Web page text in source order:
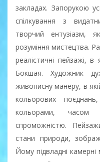
закладах. Запорукою
спілкування з
творчий ентузіазм,
розуміння мистецтва.
реалістичні пейзажі,
Бокшая. Художник
живописну манеру, в
кольорових
кольорами, часом
спроможністю.
стани природи,
Йому підвладні